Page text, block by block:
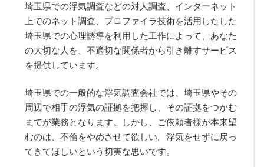
埼玉県での浮気調査などの対人調査、インターネット
上でのネット調査、プロファイラ技術を活用したした
埼玉県での心理誘導を利用した工作によって、あなた
の大切な人を、不適切な関係者から引き離すサービス
を提供しています。
埼玉県での一般的な浮気調査会社では、埼玉県やその
周辺で相手の浮気の証拠を把握し、その証拠をつかむ
までが業務となります。しかし、ご依頼者様が本来望
むのは、不倫をやめさせて欲しい。浮気をせずに戻っ
てきてほしいという切実な思いです。